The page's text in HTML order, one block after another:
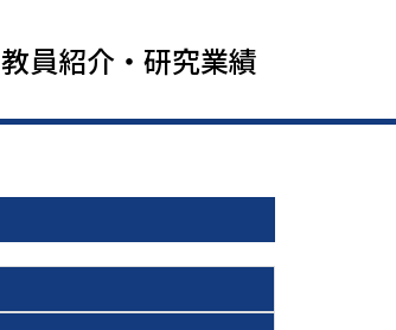
教員紹介・研究業績